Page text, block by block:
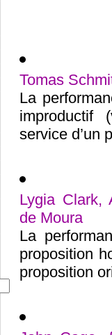
Tomas
La
improductif
service d’un
Lygia Clark,
de Moura
La
proposition
proposition